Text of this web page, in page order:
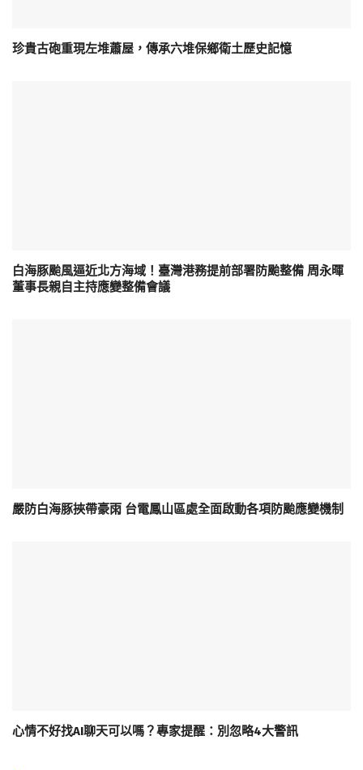
珍貴古砲重現左堆蕭屋，傳承六堆保鄉衛土歷史記憶
白海豚颱風逼近北方海域！臺灣港務提前部署防颱整備 周永暉
董事長親自主持應變整備會議
嚴防白海豚挾帶豪雨 台電鳳山區處全面啟動各項防颱應變機制
心情不好找AI聊天可以嗎？專家提醒：別忽略4大警訊